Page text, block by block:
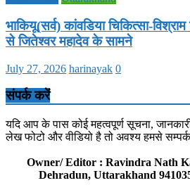
भाकियू(सर्व) कांवडिया चिकित्सा-
से जितेश्वर महादेव के सामने
July 27, 2026 harinayak 0
संपर्क करें
यदि आप के पास कोई महत्वपूर्ण सूचना,
लेख फोटो और वीडियो है तो अवश्य हमसे
Owner/ Editor : Ravindra Nath
Dehradun, Uttarakhand